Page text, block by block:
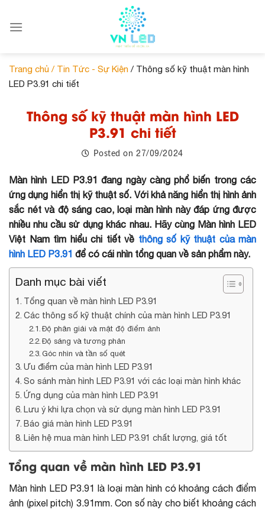
Trang chủ / Tin Tức - Sự Kiện / Thông số kỹ thuật màn hình
LED P3.91 chi tiết
Thông số kỹ thuật màn hình LED
P3.91 chi tiết
Posted on27/09/2024
Màn hình LED P3.91 đang ngày càng phổ biến trong các
ứng dụng hiển thị kỹ thuật số. Với khả năng hiển thị hình ảnh
sắc nét và độ sáng cao, loại màn hình này đáp ứng được
nhiều nhu cầu sử dụng khác nhau. Hãy cùng Màn hình LED
Việt Nam tìm hiểu chi tiết về thông số kỹ thuật của màn
hình LED P3.91 để có cái nhìn tổng quan về sản phẩm này.
Danh mục bài viết
Tổng quan về màn hình LED P3.91
Các thông số kỹ thuật chính của màn hình LED P3.91
Độ phân giải và mật độ điểm ảnh
Độ sáng và tương phản
Góc nhìn và tần số quét
Ưu điểm của màn hình LED P3.91
So sánh màn hình LED P3.91 với các loại màn hình khác
Ứng dụng của màn hình LED P3.91
Lưu ý khi lựa chọn và sử dụng màn hình LED P3.91
Báo giá màn hình LED P3.91
Liên hệ mua màn hình LED P3.91 chất lượng, giá tốt
Tổng quan về màn hình LED P3.91
Màn hình LED P3.91 là loại màn hình có khoảng cách điểm
ảnh (pixel pitch) 3.91mm. Con số này cho biết khoảng cách